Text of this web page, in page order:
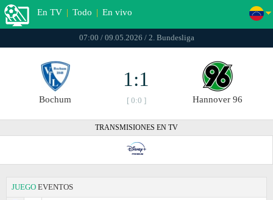
En TV | Todo | En vivo
07:00 / 09.05.2026 / 2. Bundesliga
Bochum
1:1
[ 0:0 ] Hannover 96
TRANSMISIONES EN TV
JUEGO EVENTOS